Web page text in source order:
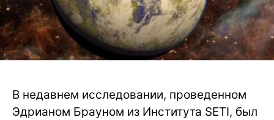
В недавнем исследовании, проведенном
Эдрианом Брауном из Института SETI, был